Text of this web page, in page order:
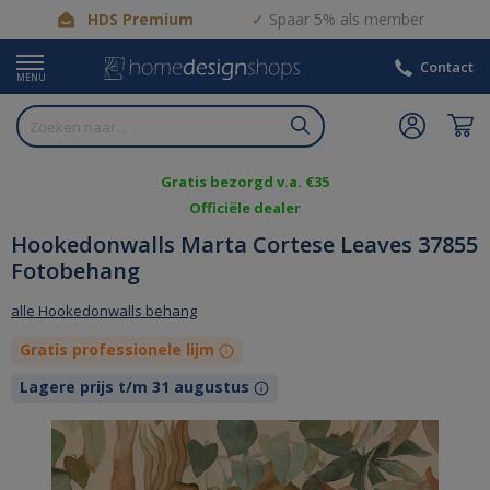
HDS Premium Spaar 5% als member
MENU
Contact
Gratis bezorgd v.a. €35
Officiële dealer
Hookedonwalls Marta Cortese Leaves 37855
Fotobehang
alle Hookedonwalls behang
Gratis professionele lijm
Lagere prijs t/m 31 augustus